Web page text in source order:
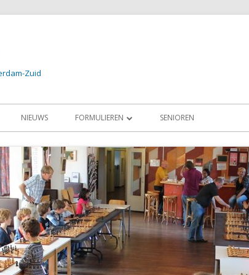
Zuid
NIEUWS FORMULIEREN
AANMELDEN SCHAAKSCHOOL
SENIOREN